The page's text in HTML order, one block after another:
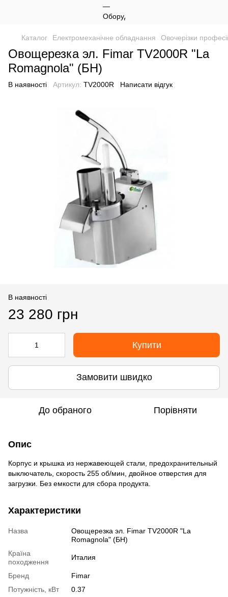
Каталог Електромеханічне обладнання Овочерізки
Овощерезка эл. Fimar TV2000R "La
Romagnola" (БН)
В наявності Артикул: TV2000R Написати відгук
В наявності
23 280 грн
Купити
Замовити швидко
До обраного Порівняти
Опис
Корпус и крышка из нержавеющей стали, предохранительный
выключатель, скорость 255 об/мин, двойное отверстия для
загрузки. Без емкости для сбора продукта.
Характеристики
Назва
Овощерезка эл. Fimar TV2000R "La
Romagnola" (БН)
Країна
походження
Италия
Бренд
Fimar
Потужність, кВт
0.37